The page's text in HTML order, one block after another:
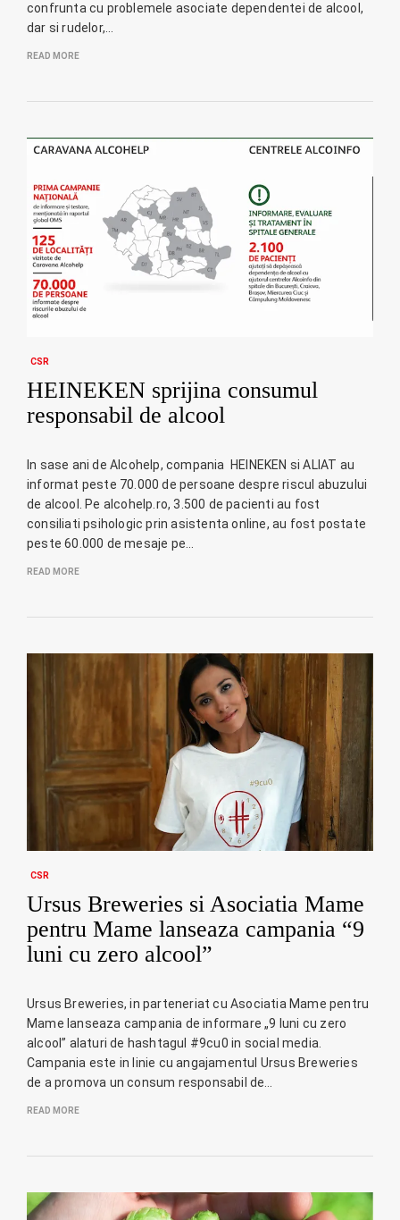
confrunta cu problemele asociate dependentei de alcool,
dar si rudelor,…
READ MORE
CSR
HEINEKEN sprijina consumul
responsabil de alcool
In sase ani de Alcohelp, compania HEINEKEN si ALIAT au
informat peste 70.000 de persoane despre riscul abuzului
de alcool. Pe alcohelp.ro, 3.500 de pacienti au fost
consiliati psihologic prin asistenta online, au fost postate
peste 60.000 de mesaje pe…
READ MORE
CSR
Ursus Breweries si Asociatia Mame
pentru Mame lanseaza campania “9
luni cu zero alcool”
Ursus Breweries, in parteneriat cu Asociatia Mame pentru
Mame lanseaza campania de informare „9 luni cu zero
alcool” alaturi de hashtagul #9cu0 in social media.
Campania este in linie cu angajamentul Ursus Breweries
de a promova un consum responsabil de…
READ MORE